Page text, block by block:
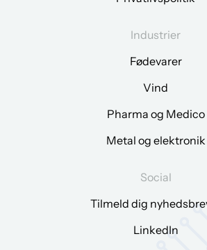
Industrier
Fødevarer
Vind
Pharma og Medico
Metal og elektronik
Social
Tilmeld dig
LinkedIn